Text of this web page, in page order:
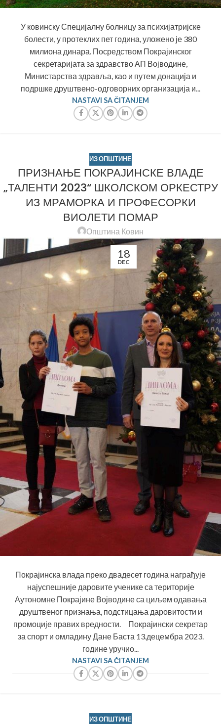
У ковинску Специјалну болницу за психијатријске
болести, у протеклих пет година, уложено је 380
милиона динара. Посредством Покрајинског
секретаријата за здравство АП Војводине,
Министарства здравља, као и путем донација и
подршке друштвено-одговорних организација и...
NASTAVI SA ČITANJEM
ИЗ ОПШТИНЕ
ПРИЗНАЊЕ ПОКРАЈИНСКЕ ВЛАДЕ
„ТАЛЕНТИ 2023“ ШКОЛСКОМ ОРКЕСТРУ
ИЗ МРАМОРКА И ПРОФЕСОРКИ
ВИОЛЕТИ ПОМАР
Општина Ковин
18
DEC
Покрајинска влада преко двадесет година награђује
најуспешније даровите ученике са територије
Аутономне Покрајине Војводине са циљем одавања
друштвеног признања, подстицања даровитости и
промоције правих вредности. Покрајински секретар
за спорт и омладину Дане Баста 13.децембра 2023.
године уручио...
NASTAVI SA ČITANJEM
ИЗ ОПШТИНЕ